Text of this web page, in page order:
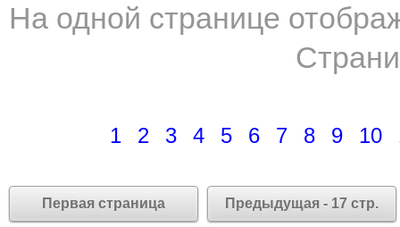
На одной странице
1 2 3 4 5 6 7 8 9 10
Первая страница Предыдущая - 17 стр.